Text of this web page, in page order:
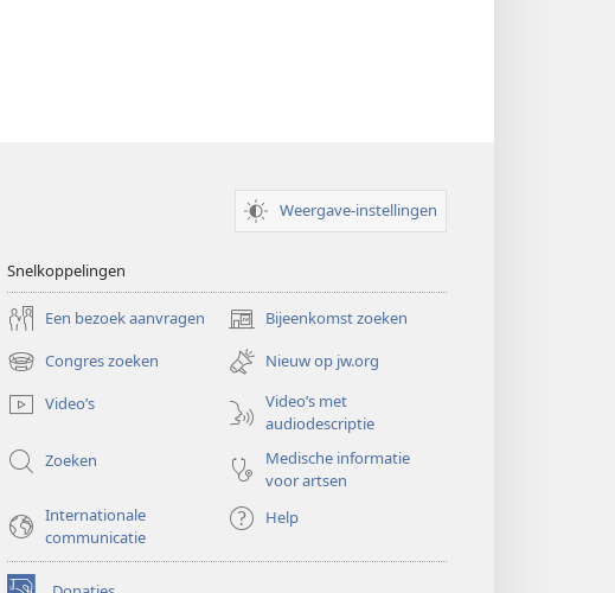
Weergave-instellingen
Snelkoppelingen
Een bezoek aanvragen Bijeenkomst zoeken
(opent
nieuw
venster)
Congres zoeken
(opent
nieuw
venster)
Nieuw op jw.org
Video’s
Video’s met
audiodescriptie
Zoeken
Medische informatie
voor artsen
Internationale
communicatie
Help